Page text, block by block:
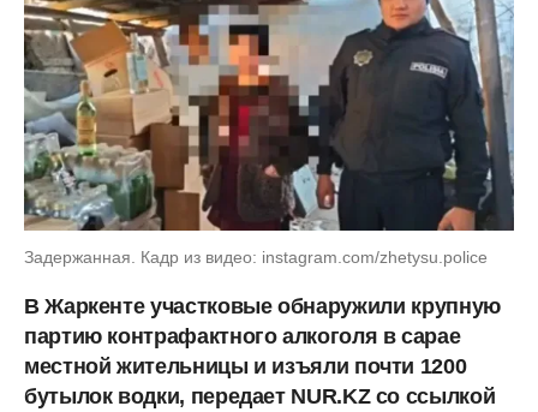
Задержанная. Кадр из видео: instagram.com/zhetysu.police
В Жаркенте участковые обнаружили крупную
партию контрафактного алкоголя в сарае
местной жительницы и изъяли почти 1200
бутылок водки, передает NUR.KZ со ссылкой